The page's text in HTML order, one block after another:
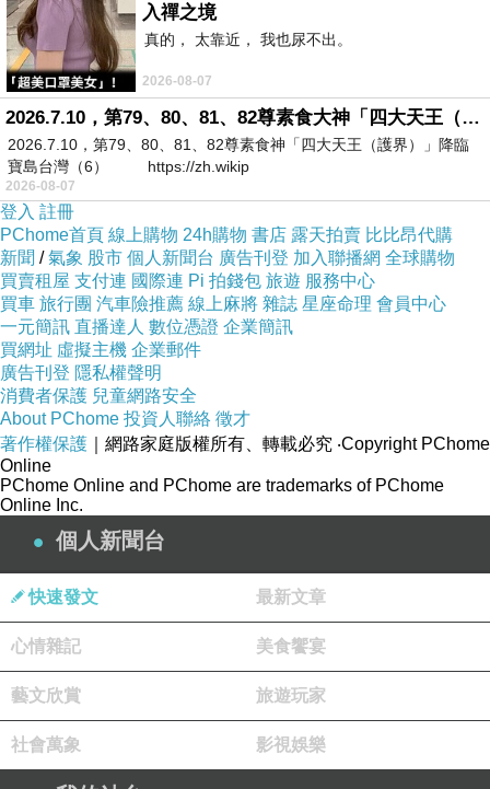
入禪之境
真的， 太靠近， 我也尿不出。
2026-08-07
2026.7.10，第79、80、81、82尊素食大神「四大天王（護界）」降臨寶島台灣（6）
2026.7.10，第79、80、81、82尊素食神「四大天王（護界）」降臨
寶島台灣（6） https://zh.wikip
2026-08-07
登入 註冊
PChome首頁 線上購物 24h購物 書店 露天拍賣 比比昂代購
新聞 /氣象 股市 個人新聞台 廣告刊登 加入聯播網 全球購物
買賣租屋 支付連 國際連 Pi 拍錢包 旅遊 服務中心
買車 旅行團 汽車險推薦 線上麻將 雜誌 星座命理 會員中心
一元簡訊 直播達人 數位憑證 企業簡訊
買網址 虛擬主機 企業郵件
廣告刊登 隱私權聲明
消費者保護 兒童網路安全
About PChome 投資人聯絡 徵才
著作權保護 ｜網路家庭版權所有、轉載必究 ‧Copyright PChome
Online
PChome Online and PChome are trademarks of PChome
Online Inc.
個人新聞台
快速發文 最新文章
心情雜記 美食饗宴
藝文欣賞 旅遊玩家
社會萬象 影視娛樂